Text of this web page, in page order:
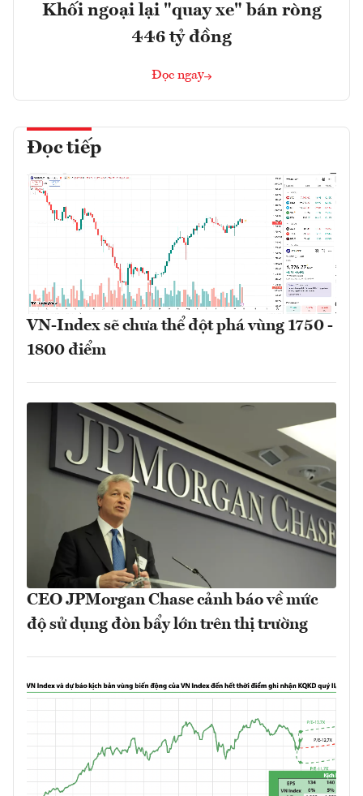
Khối ngoại lại "quay xe" bán ròng
446 tỷ đồng
Đọc ngay
Đọc tiếp
VN-Index sẽ chưa thể đột phá vùng 1750 -
1800 điểm
CEO JPMorgan Chase cảnh báo về mức
độ sử dụng đòn bẩy lớn trên thị trường